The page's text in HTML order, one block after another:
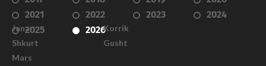
2021
2022 2023
2024
2025
2026
Janar
Shkurt
Mars
Korrik
Gusht